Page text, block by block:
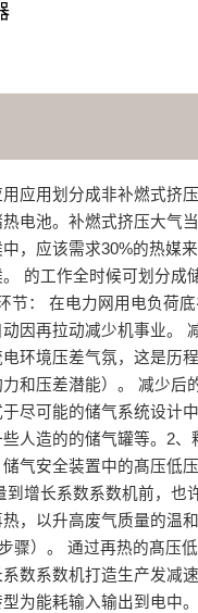
应用划分成非补燃式挤
电池。补燃式挤压大气
，应该需求30%的热媒
的工作全时候可划分成
节‌： 在电力网用电负荷
因再拉动减少机事业‌。
环境压差气氛，这是历
和压差潜能）‌。 减少后
尽可能的储气系统设计
人造的的储气罐等‌。‌2、
气安全装置中的髙压低
到增长系数系数机前，也
，以升高废气质量的温
骤）‌。 通过再热的髙压
数系数机打造生产发减
为能耗输入输出到电中‌。